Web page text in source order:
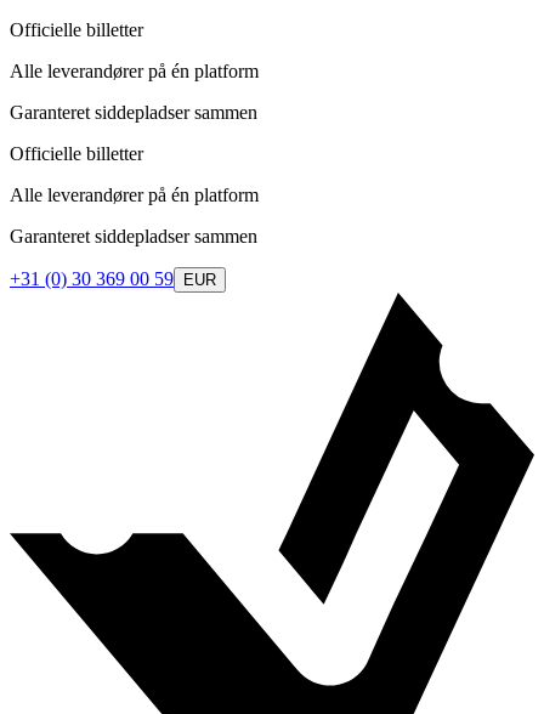
Officielle billetter
Alle leverandører på én platform
Garanteret siddepladser sammen
Officielle billetter
Alle leverandører på én platform
Garanteret siddepladser sammen
+31 (0) 30 369 00 59 EUR